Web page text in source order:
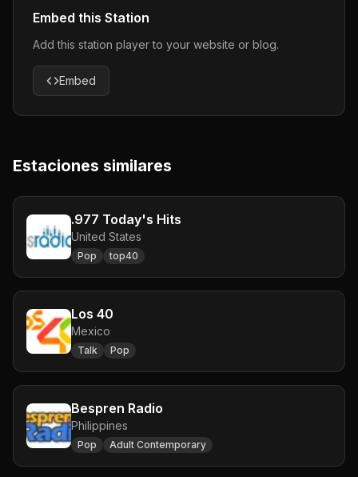
Embed this Station
Add this station player to your website or blog.
Embed
Estaciones similares
.977 Today's Hits
United States
Pop top40
Los 40
Mexico
Talk Pop
Bespren Radio
Philippines
Pop Adult Contemporary